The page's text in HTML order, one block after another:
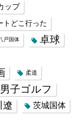
ップ
トどこ行った
戸国体 卓球
柔道
男子ゴルフ
遼 茨城国体